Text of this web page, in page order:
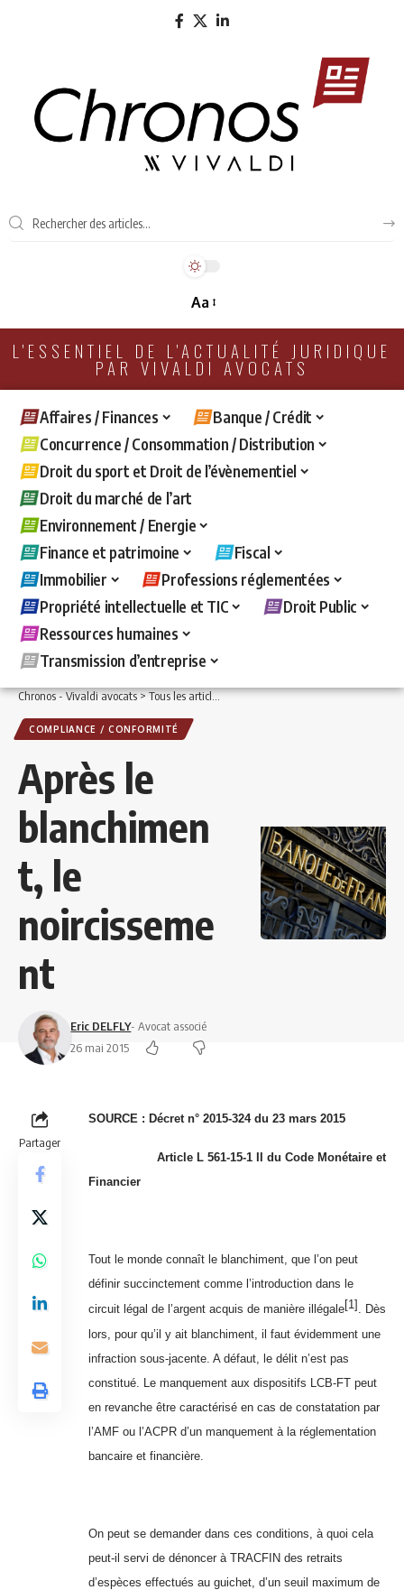
Aa
L'ESSENTIEL DE L'ACTUALITÉ JURIDIQUE
PAR VIVALDI AVOCATS
Affaires / Finances
Banque / Crédit
Concurrence / Consommation / Distribution
Droit du sport et Droit de l’évènementiel
Droit du marché de l’art
Environnement / Energie
Finance et patrimoine
Fiscal
Immobilier
Professions réglementées
Propriété intellectuelle et TIC
Droit Public
Ressources humaines
Transmission d’entreprise
Chronos - Vivaldi avocats>Tous les articles >Affaires / Finances>Compliance /
COMPLIANCE / CONFORMITÉ
Après le
blanchimen
t, le
noircisseme
nt
Eric DELFLY- Avocat associé
26 mai 2015
Partager
SOURCE : Décret n° 2015-324 du 23 mars 2015
Article L 561-15-1 II du Code Monétaire et
Financier
Tout le monde connaît le blanchiment, que l’on peut
définir succinctement comme l’introduction dans le
circuit légal de l’argent acquis de manière illégale[1] . Dès
lors, pour qu’il y ait blanchiment, il faut évidemment une
infraction sous-jacente. A défaut, le délit n’est pas
constitué. Le manquement aux dispositifs LCB-FT peut
en revanche être caractérisé en cas de constatation par
l’AMF ou l’ACPR d’un manquement à la réglementation
bancaire et financière.
On peut se demander dans ces conditions, à quoi cela
peut-il servi de dénoncer à TRACFIN des retraits
d’espèces effectués au guichet, d’un seuil maximum de